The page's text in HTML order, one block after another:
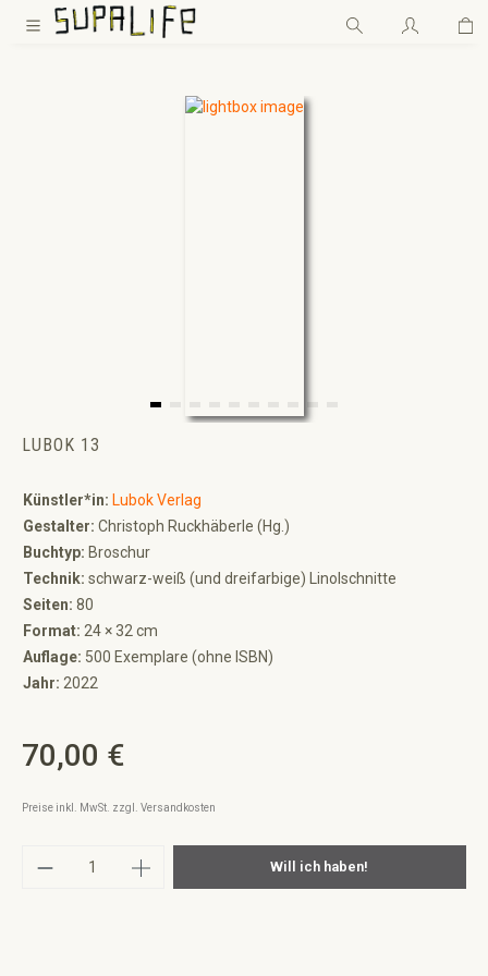
Zum Hauptinhalt springen
LUBOK 13
Künstler*in: Lubok Verlag
Gestalter: Christoph Ruckhäberle (Hg.)
Buchtyp: Broschur
Technik: schwarz-weiß (und dreifarbige) Linolschnitte
Seiten: 80
Format: 24 × 32 cm
Auflage: 500 Exemplare (ohne ISBN)
Jahr: 2022
Regulärer Preis:
70,00 €
Preise inkl. MwSt. zzgl. Versandkosten
Produkt Anzahl: Gib den gewünschten
Will ich haben!